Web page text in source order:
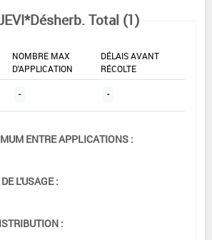
Total (1)
NOMBRE MAX
D'APPLICATION
DÉLAIS AVANT
RÉCOLTE
- -
ENTRE APPLICATIONS :
L'USAGE :
: